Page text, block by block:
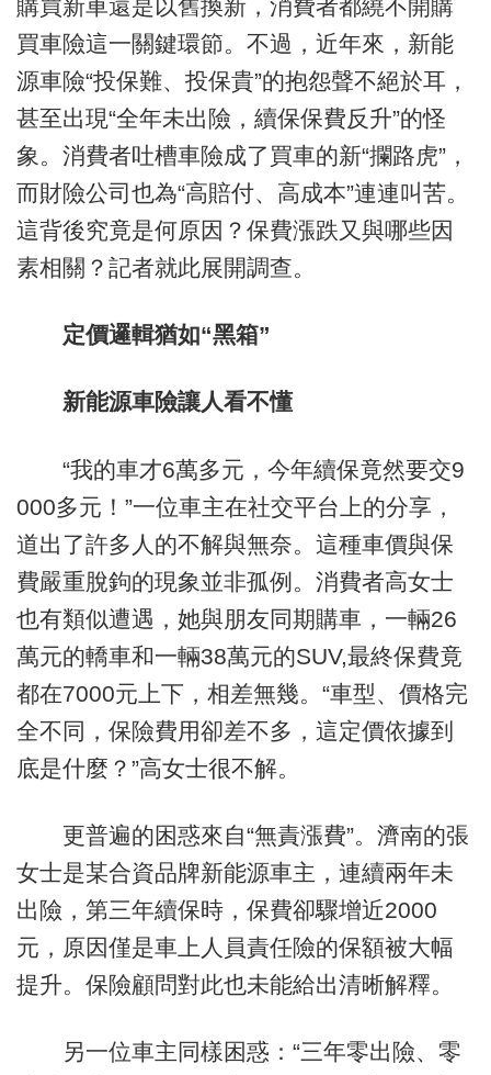
購買新車還是以舊換新，消費者都繞不開購
買車險這一關鍵環節。不過，近年來，新能
源車險“投保難、投保貴”的抱怨聲不絕於耳，
甚至出現“全年未出險，續保保費反升”的怪
象。消費者吐槽車險成了買車的新“攔路虎”，
而財險公司也為“高賠付、高成本”連連叫苦。
這背後究竟是何原因？保費漲跌又與哪些因
素相關？記者就此展開調查。
定價邏輯猶如“黑箱”
新能源車險讓人看不懂
“我的車才6萬多元，今年續保竟然要交9
000多元！”一位車主在社交平台上的分享，
道出了許多人的不解與無奈。這種車價與保
費嚴重脫鉤的現象並非孤例。消費者高女士
也有類似遭遇，她與朋友同期購車，一輛26
萬元的轎車和一輛38萬元的SUV,最終保費竟
都在7000元上下，相差無幾。“車型、價格完
全不同，保險費用卻差不多，這定價依據到
底是什麼？”高女士很不解。
更普遍的困惑來自“無責漲費”。濟南的張
女士是某合資品牌新能源車主，連續兩年未
出險，第三年續保時，保費卻驟增近2000
元，原因僅是車上人員責任險的保額被大幅
提升。保險顧問對此也未能給出清晰解釋。
另一位車主同樣困惑：“三年零出險、零